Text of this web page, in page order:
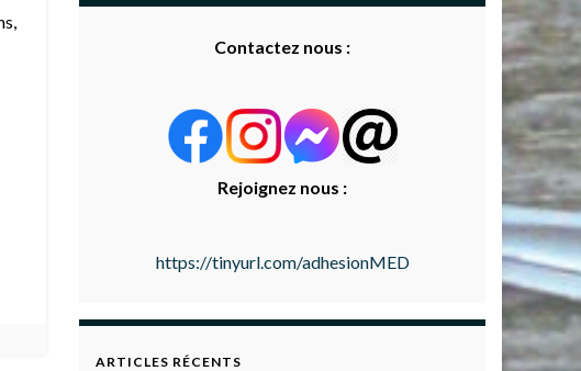
Contactez nous :
Rejoignez nous :
https://tinyurl.com/adhesionMED
ARTICLES RÉCENTS